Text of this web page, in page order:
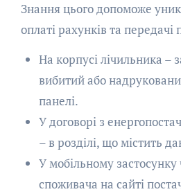
Знання цього допоможе
оплаті рахунків та передачі
На корпусі лічильника –
вибитий або
панелі.
У договорі з
– в розділі, що містить
У мобільному застосунку
споживача на сайті